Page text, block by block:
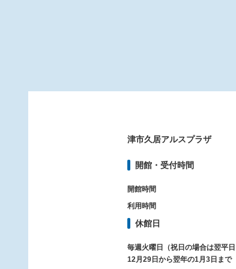
津市久居アルスプラザ
開館・受付時間
開館時間
利用時間
休館日
毎週火曜日（祝日の場合は翌平日
12月29日から翌年の1月3日まで